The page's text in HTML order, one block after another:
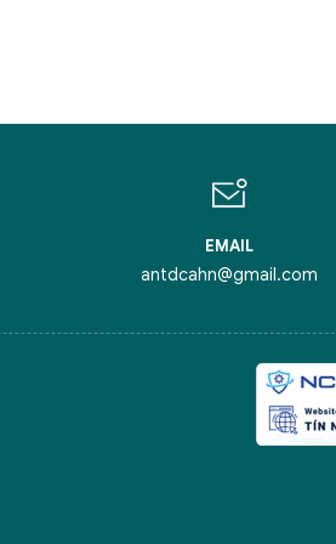
EMAIL
antdcahn@gmail.com
nghẽn của Thủ đô